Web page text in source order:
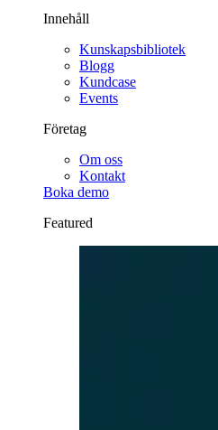
Innehåll
Kunskapsbibliotek
Blogg
Kundcase
Events
Företag
Om oss
Kontakt
Boka demo
Featured